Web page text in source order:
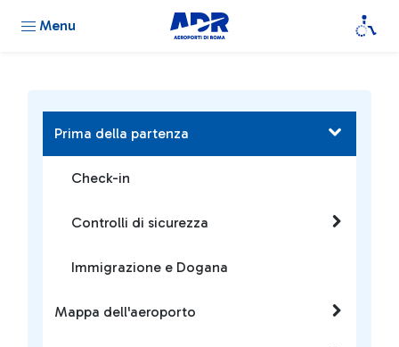
Menu
Prima della partenza
Check-in
Controlli di sicurezza
Immigrazione e Dogana
Mappa dell'aeroporto